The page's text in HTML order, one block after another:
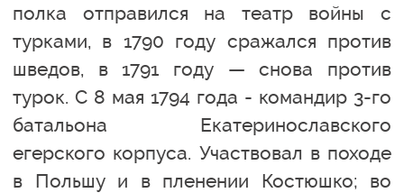
полка отправился на театр войны с
турками, в 1790 году сражался против
шведов, в 1791 году — снова против
турок. С 8 мая 1794 года - командир 3-го
батальона Екатеринославского
егерского корпуса. Участвовал в походе
в Польшу и в пленении Костюшко; во